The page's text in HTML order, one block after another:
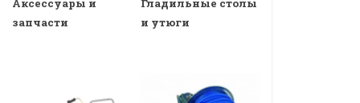
Аксессуары и
запчасти
Гладильные столы
и утюги